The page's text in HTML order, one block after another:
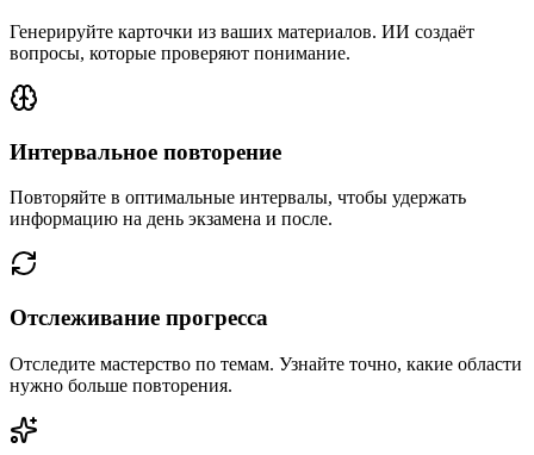
Генерируйте карточки из ваших материалов. ИИ создаёт
вопросы, которые проверяют понимание.
Интервальное повторение
Повторяйте в оптимальные интервалы, чтобы удержать
информацию на день экзамена и после.
Отслеживание прогресса
Отследите мастерство по темам. Узнайте точно, какие области
нужно больше повторения.